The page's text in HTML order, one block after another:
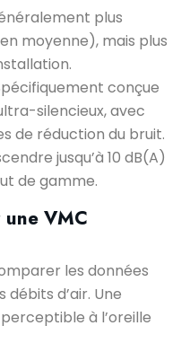
plus
moyenne), mais plus
conçue
silencieux, avec
de réduction du bruit.
jusqu’à 10 dB(A)
de gamme.
VMC
les données
d’air. Une
à l’oreille